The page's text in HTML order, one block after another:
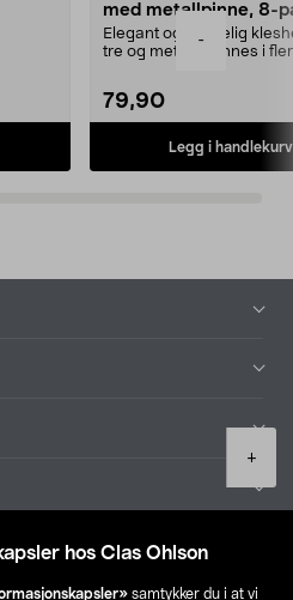
hos Clas Ohlson
samtykker du i at vi
-
+
med metallpinne, 8-
Elegant og skikkelig
tre og metall – finnes i
79,90
Legg i handlekurv